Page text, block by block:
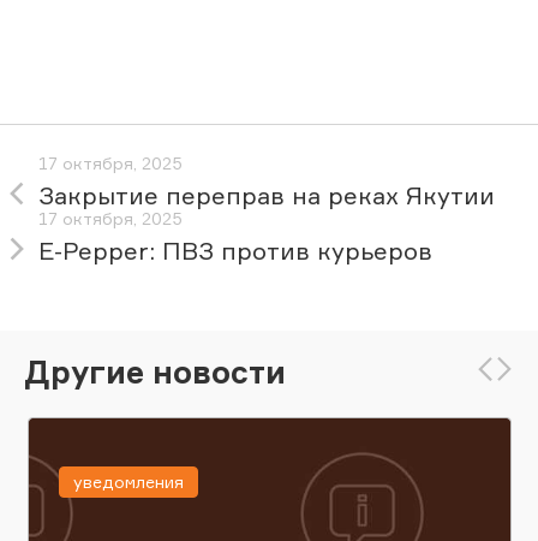
17 октября, 2025
Закрытие переправ на реках Якутии
17 октября, 2025
E-Pepper: ПВЗ против курьеров
Другие новости
уведомления